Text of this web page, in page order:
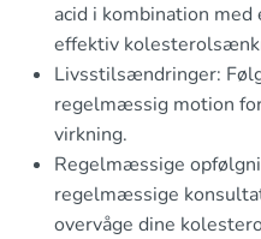
acid i kombination
effektiv
Livsstilsændringer:
regelmæssig motion
virkning.
Regelmæssige
regelmæssige
overvåge dine